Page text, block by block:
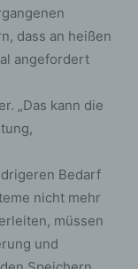
dass an heißen
angefordert
„Das kann die
Bedarf
nicht mehr
müssen
und